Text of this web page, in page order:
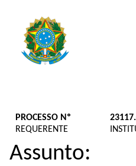
PROCESSO Nº
REQUERENTE